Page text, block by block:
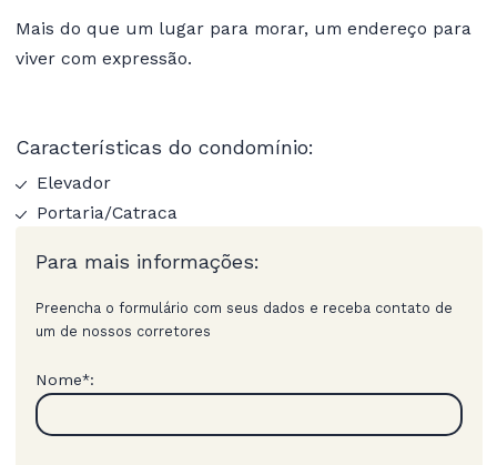
Mais do que um lugar para morar, um endereço para
viver com expressão.
Características do condomínio:
Elevador
Portaria/Catraca
Para mais informações:
Preencha o formulário com seus dados e receba contato de
um de nossos corretores
Nome*: